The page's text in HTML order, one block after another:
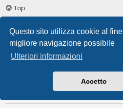
Questo sito utilizza cookie al
migliore navigazione possibile
Ulteriori informazioni
Accetto
Top
Come posso trovare i miei
Per trovare la lista degli allegati da
Pannello di Controllo Utente e
degli allegati.
Informazioni su phpBB